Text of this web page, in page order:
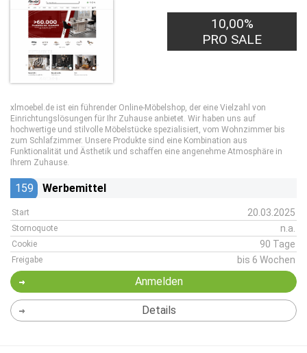
10,00%
PRO SALE
xlmoebel.de ist ein führender Online-Möbelshop, der eine Vielzahl von
Einrichtungslösungen für Ihr Zuhause anbietet. Wir haben uns auf
hochwertige und stilvolle Möbelstücke spezialisiert, vom Wohnzimmer bis
zum Schlafzimmer. Unsere Produkte sind eine Kombination aus
Funktionalität und Ästhetik und schaffen eine angenehme Atmosphäre in
Ihrem Zuhause.
159 Werbemittel
Start 20.03.2025
Stornoquote n.a.
Cookie 90 Tage
Freigabe bis 6 Wochen
Anmelden
Details